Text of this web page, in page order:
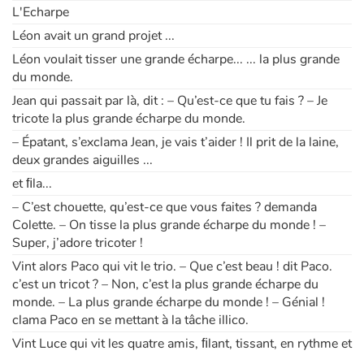
L'Echarpe
Léon avait un grand projet ...
Léon voulait tisser une grande écharpe... ... la plus grande
du monde.
Jean qui passait par là, dit : – Qu’est-ce que tu fais ? – Je
tricote la plus grande écharpe du monde.
– Épatant, s’exclama Jean, je vais t’aider ! Il prit de la laine,
deux grandes aiguilles ...
et ﬁla...
– C’est chouette, qu’est-ce que vous faites ? demanda
Colette. – On tisse la plus grande écharpe du monde ! –
Super, j’adore tricoter !
Vint alors Paco qui vit le trio. – Que c’est beau ! dit Paco.
c’est un tricot ? – Non, c’est la plus grande écharpe du
monde. – La plus grande écharpe du monde ! – Génial !
clama Paco en se mettant à la tâche illico.
Vint Luce qui vit les quatre amis, ﬁlant, tissant, en rythme et